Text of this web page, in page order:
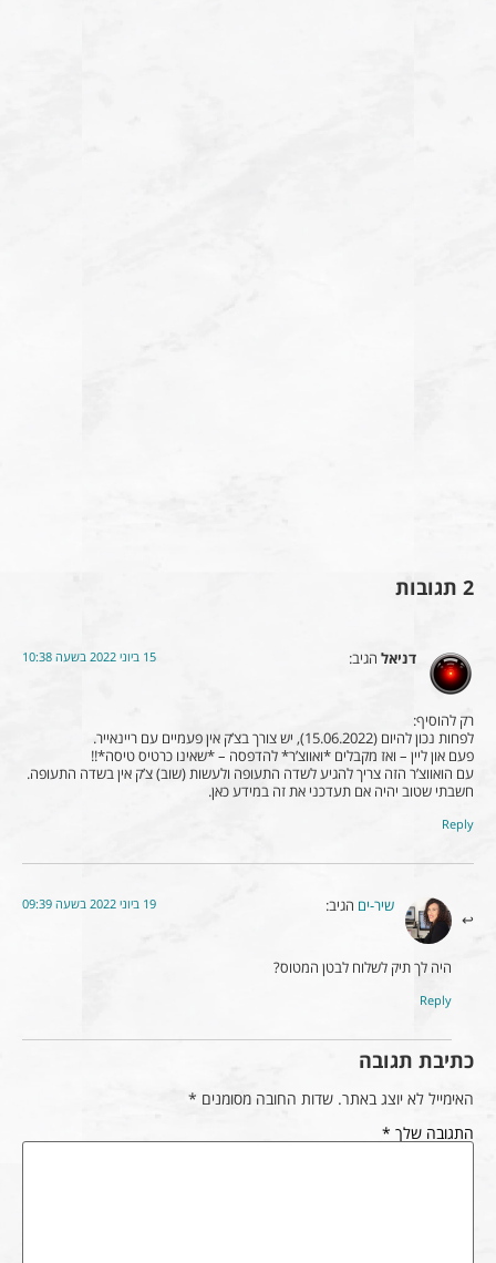
2 תגובות
דניאל הגיב: 15 ביוני 2022 בשעה 10:38
רק להוסיף:
לפחות נכון להיום (15.06.2022), יש צורך בצ’ק אין פעמיים עם ריינאייר.
פעם און ליין – ואז מקבלים *ואווצ’ר* להדפסה – *שאינו כרטיס טיסה*!!
עם הואווצ’ר הזה צריך להגיע לשדה התעופה ולעשות (שוב) צ’ק אין בשדה התעופה.
חשבתי שטוב יהיה אם תעדכני את זה במידע כאן.
Reply
שיר-ים הגיב: 19 ביוני 2022 בשעה 09:39
היה לך תיק לשלוח לבטן המטוס?
Reply
כתיבת תגובה
האימייל לא יוצג באתר. שדות החובה מסומנים *
התגובה שלך *